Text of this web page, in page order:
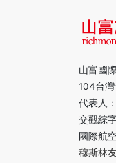
山富國
104台
代表人
交觀綜
國際航
穆斯林